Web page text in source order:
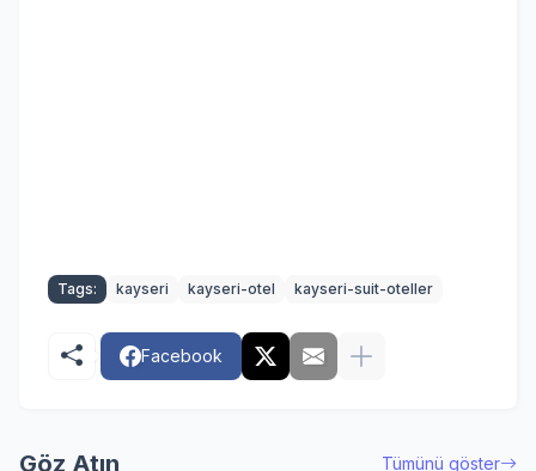
Tags: kayseri kayseri-otel kayseri-suit-oteller
Facebook
Göz Atın Tümünü göster